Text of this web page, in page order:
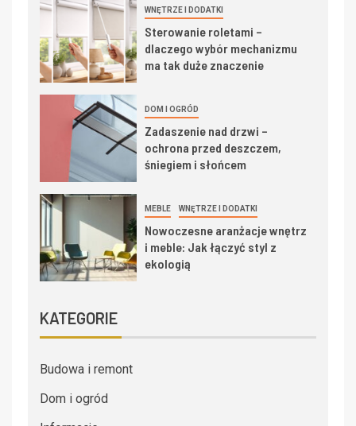
WNĘTRZE I DODATKI
Sterowanie roletami –
dlaczego wybór mechanizmu
ma tak duże znaczenie
DOM I OGRÓD
Zadaszenie nad drzwi –
ochrona przed deszczem,
śniegiem i słońcem
MEBLE WNĘTRZE I DODATKI
Nowoczesne aranżacje wnętrz
i meble: Jak łączyć styl z
ekologią
KATEGORIE
Budowa i remont
Dom i ogród